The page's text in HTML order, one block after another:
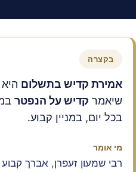
בקצרה
אמירת קדיש בתשלוםהיא
שיאמרקדיש על הנפטר
בכל יום, במניין קבוע.
מי אומר
רבי שמעון זעפרן, אברך